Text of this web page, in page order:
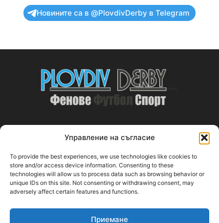
Управление на съгласие
To provide the best experiences, we use technologies like cookies to
store and/or access device information. Consenting to these
technologies will allow us to process data such as browsing behavior or
unique IDs on this site. Not consenting or withdrawing consent, may
adversely affect certain features and functions.
Приемане
Новините са в @PlovdivDerby в Telegram
ABOUT US
PlovdivDerby.com е първата пловдивска изцяло футболна
медия!
Свържи се с нас:plovdivderby.com@gmail.com